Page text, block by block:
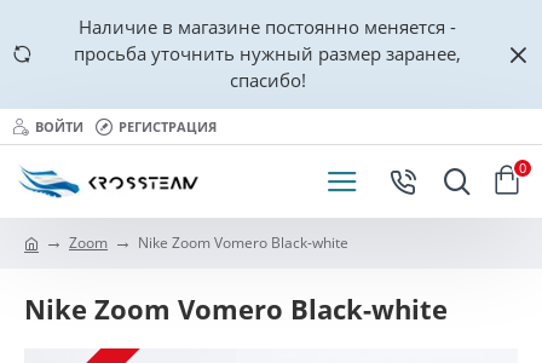
Наличие в магазине постоянно меняется -
просьба уточнить нужный размер заранее,
спасибо!
ВОЙТИ РЕГИСТРАЦИЯ
0
Zoom Nike Zoom Vomero Black-white
Nike Zoom Vomero Black-white